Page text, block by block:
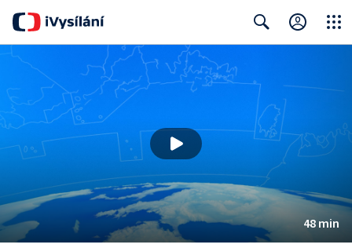
48 min